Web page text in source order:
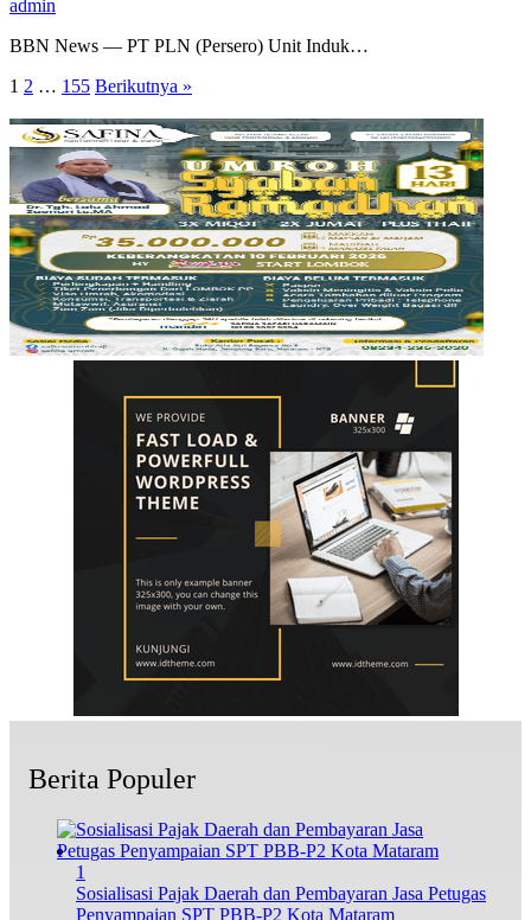
admin
BBN News — PT PLN (Persero) Unit Induk…
Paginasi
pos
1 2 … 155 Berikutnya »
Berita Populer
1
Sosialisasi Pajak Daerah dan Pembayaran Jasa Petugas
Penyampaian SPT PBB-P2 Kota Mataram